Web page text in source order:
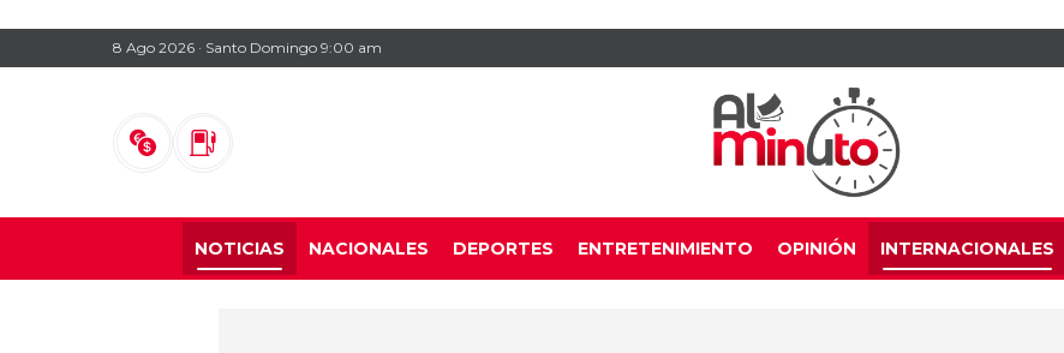
8 Ago 2026 · Santo Domingo 9:00 am
NOTICIAS NACIONALES DEPORTES ENTRETENIMIENTO OPINIÓN INTERNACIONALES